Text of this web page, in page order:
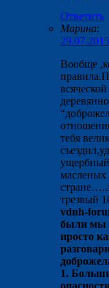
Ответить
Марина:
Вообще
тебя
масленых
трезвый
vdnh-
были мы
просто
1.